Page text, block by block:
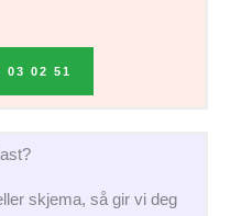
03 02 51
skjema, så gir vi deg